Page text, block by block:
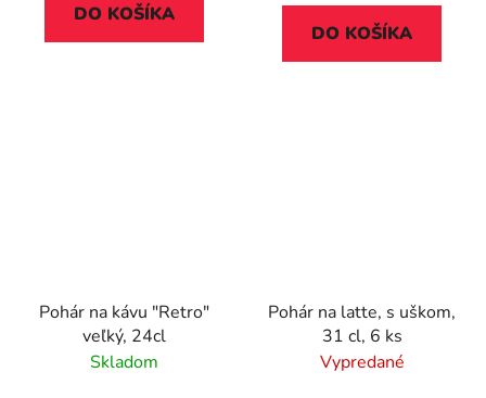
DO KOŠÍKA
DO KOŠÍKA
Pohár na kávu "Retro"
veľký, 24cl
Skladom
Pohár na latte, s uškom,
31 cl, 6 ks
Vypredané